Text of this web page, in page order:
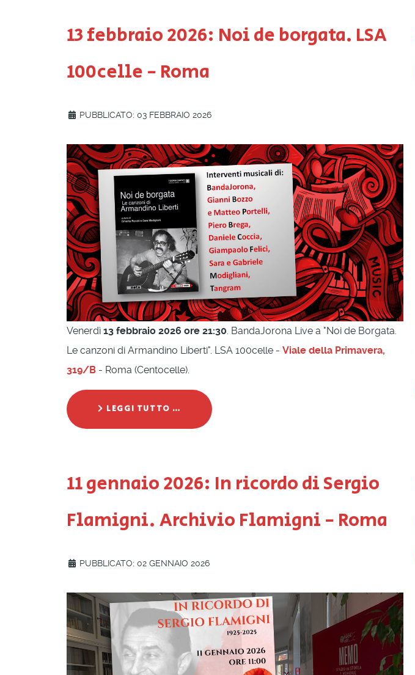
13 febbraio 2026: Noi de borgata. LSA
100celle - Roma
PUBBLICATO: 03 FEBBRAIO 2026
Venerdì 13 febbraio 2026 ore 21:30 . BandaJorona Live a "Noi de Borgata.
Le canzoni di Armandino Liberti". LSA 100celle - Viale della Primavera,
319/B - Roma (Centocelle).
LEGGI TUTTO …
11 gennaio 2026: In ricordo di Sergio
Flamigni. Archivio Flamigni - Roma
PUBBLICATO: 02 GENNAIO 2026